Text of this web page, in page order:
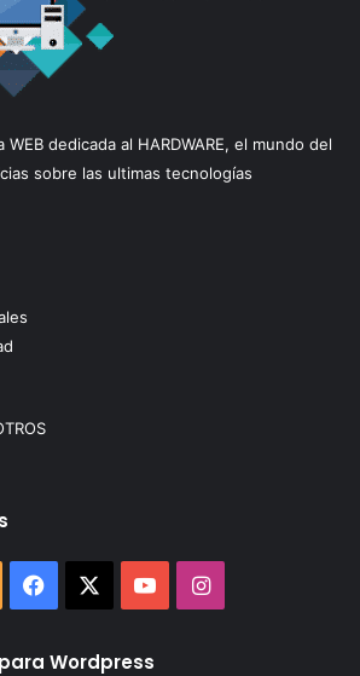
dedicada al HARDWARE, el mundo del
sobre las ultimas tecnologías
RSS Facebook YouTubeInstagram
Wordpress